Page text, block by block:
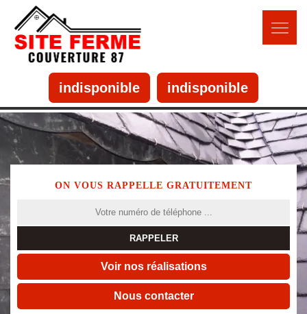
indisponible indisponible
ON VOUS RAPPELLE GRATUITEMENT
Voir nos réalisations
Nous contacter